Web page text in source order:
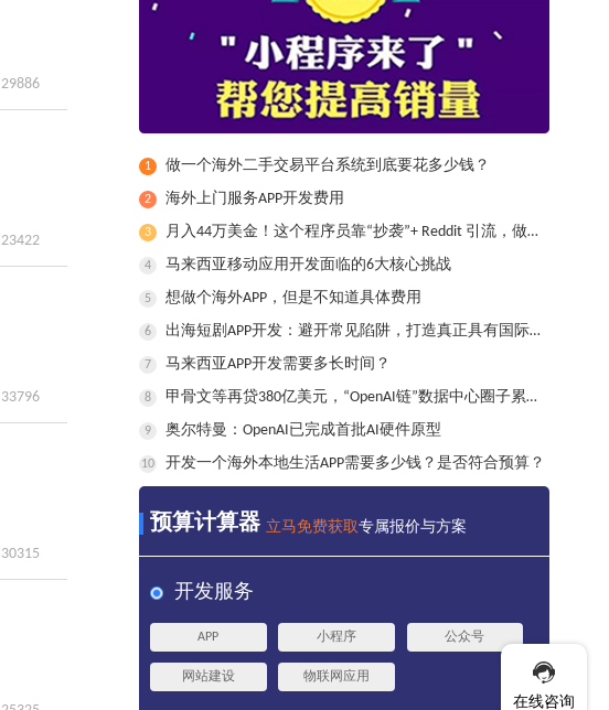
29886
23422
33796
30315
1 做一个海外二手交易平台系统到底要花多少钱？
2 ​海外上门服务APP开发费用
3 月入44万美金！这个程序员靠“抄袭”+ Reddit 引流，做出了全球爆款健身App
4 马来西亚移动应用开发面临的6大核心挑战
5 想做个海外APP，但是不知道具体费用
6 出海短剧APP开发：避开常见陷阱，打造真正具有国际竞争力的产品
7 马来西亚APP开发需要多长时间？
8 甲骨文等再贷380亿美元，“OpenAI链”数据中心圈子累计负债已达1000亿美元
9 奥尔特曼：OpenAI已完成首批AI硬件原型
10 开发一个海外本地生活APP需要多少钱？是否符合预算？
预算计算器 立马免费获取专属报价与方案
开发服务
APP 小程序 公众号
网站建设 物联网应用
在线咨询